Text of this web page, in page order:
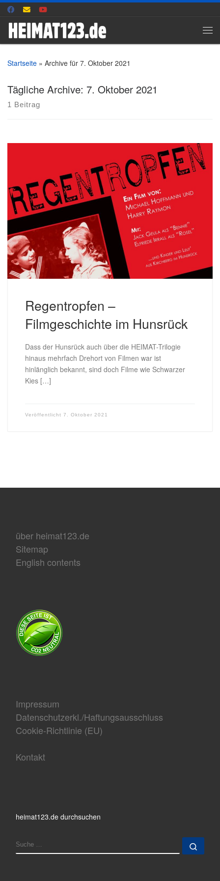
Zum Inhalt springen
Startseite » Archive für 7. Oktober 2021
Tägliche Archive: 7. Oktober 2021
1 Beitrag
Regentropfen –
Filmgeschichte im Hunsrück
Dass der Hunsrück auch über die HEIMAT-Trilogie
hinaus mehrfach Drehort von Filmen war ist
hinlänglich bekannt, sind doch Filme wie Schwarzer
Kies […]
Veröffentlicht 7. Oktober 2021
über heimat123.de
Sitemap
English contents
Impressum
Datenschutzerkl./Haftungsausschluss
Cookie-Richtlinie (EU)
Kontakt
heimat123.de durchsuchen
SUCHE